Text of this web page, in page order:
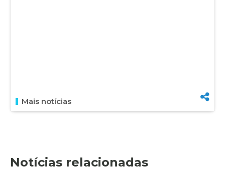
Mais notícias
Notícias relacionadas